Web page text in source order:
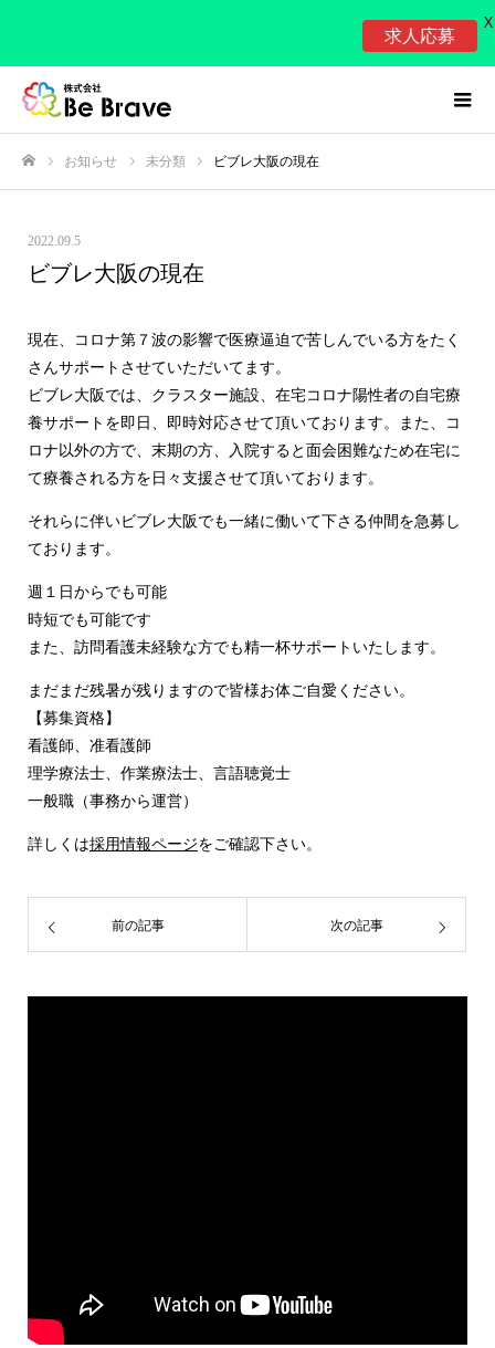
お知らせ 未分類 ビブレ大阪の現在
2022.09.5
ビブレ大阪の現在
現在、コロナ第７波の影響で医療逼迫で苦しんでいる方をたく
さんサポートさせていただいてます。
ビブレ大阪では、クラスター施設、在宅コロナ陽性者の自宅療
養サポートを即日、即時対応させて頂いております。また、コ
ロナ以外の方で、末期の方、入院すると面会困難なため在宅に
て療養される方を日々支援させて頂いております。
それらに伴いビブレ大阪でも一緒に働いて下さる仲間を急募し
ております。
週１日からでも可能
時短でも可能です
また、訪問看護未経験な方でも精一杯サポートいたします。
まだまだ残暑が残りますので皆様お体ご自愛ください。
【募集資格】
看護師、准看護師
理学療法士、作業療法士、言語聴覚士
一般職（事務から運営）
詳しくは採用情報ページをご確認下さい。
前の記事 次の記事
求人応募
X